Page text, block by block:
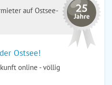
auf Ostsee-
Ostsee!
online - völlig